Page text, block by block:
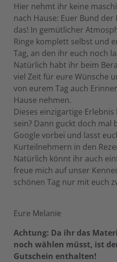
Hier nehmt ihr keine
nach Hause: Euer Bund
das! In gemütlicher
Ringe komplett selbst und
Tag, an den ihr euch noch
Natürlich habt ihr beim
viel Zeit für eure Wünsche
von eurem Tag auch
Hause nehmen.
Dieses einzigartige
sein? Dann guckt doch mal
Google vorbei und lasst
Kurteilnehmern in den
Natürlich könnt ihr auch
freue mich auf unser
schönen Tag nur mit euch
Eure Melanie
Achtung: Da ihr das
noch wählen müsst, ist
Gutschein enthalten!